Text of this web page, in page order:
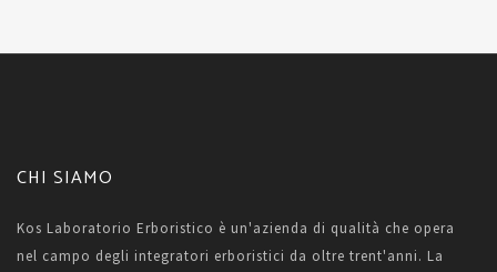
CHI SIAMO
Kos Laboratorio Erboristico è un'azienda di qualità che opera
nel campo degli integratori erboristici da oltre trent'anni. La